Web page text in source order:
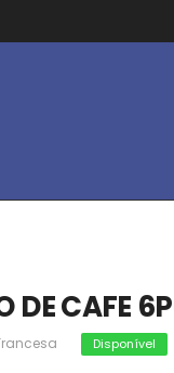
DE CAFE
Disponível